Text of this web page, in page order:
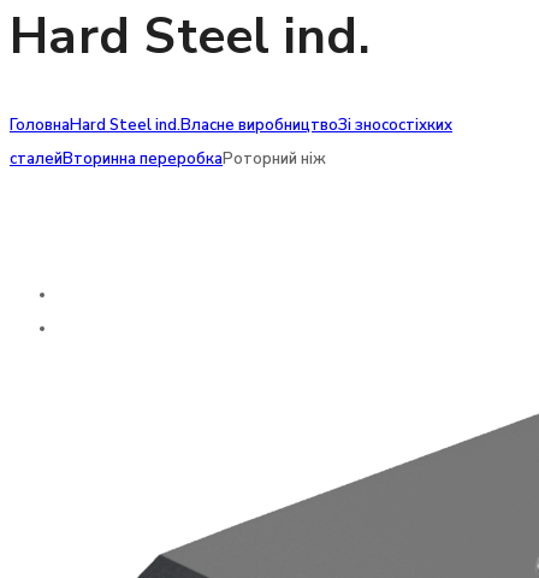
Hard Steel ind.
ГоловнаHard Steel ind.Власне виробництвоЗі зносостіхких
сталейВторинна переробкаРоторний ніж